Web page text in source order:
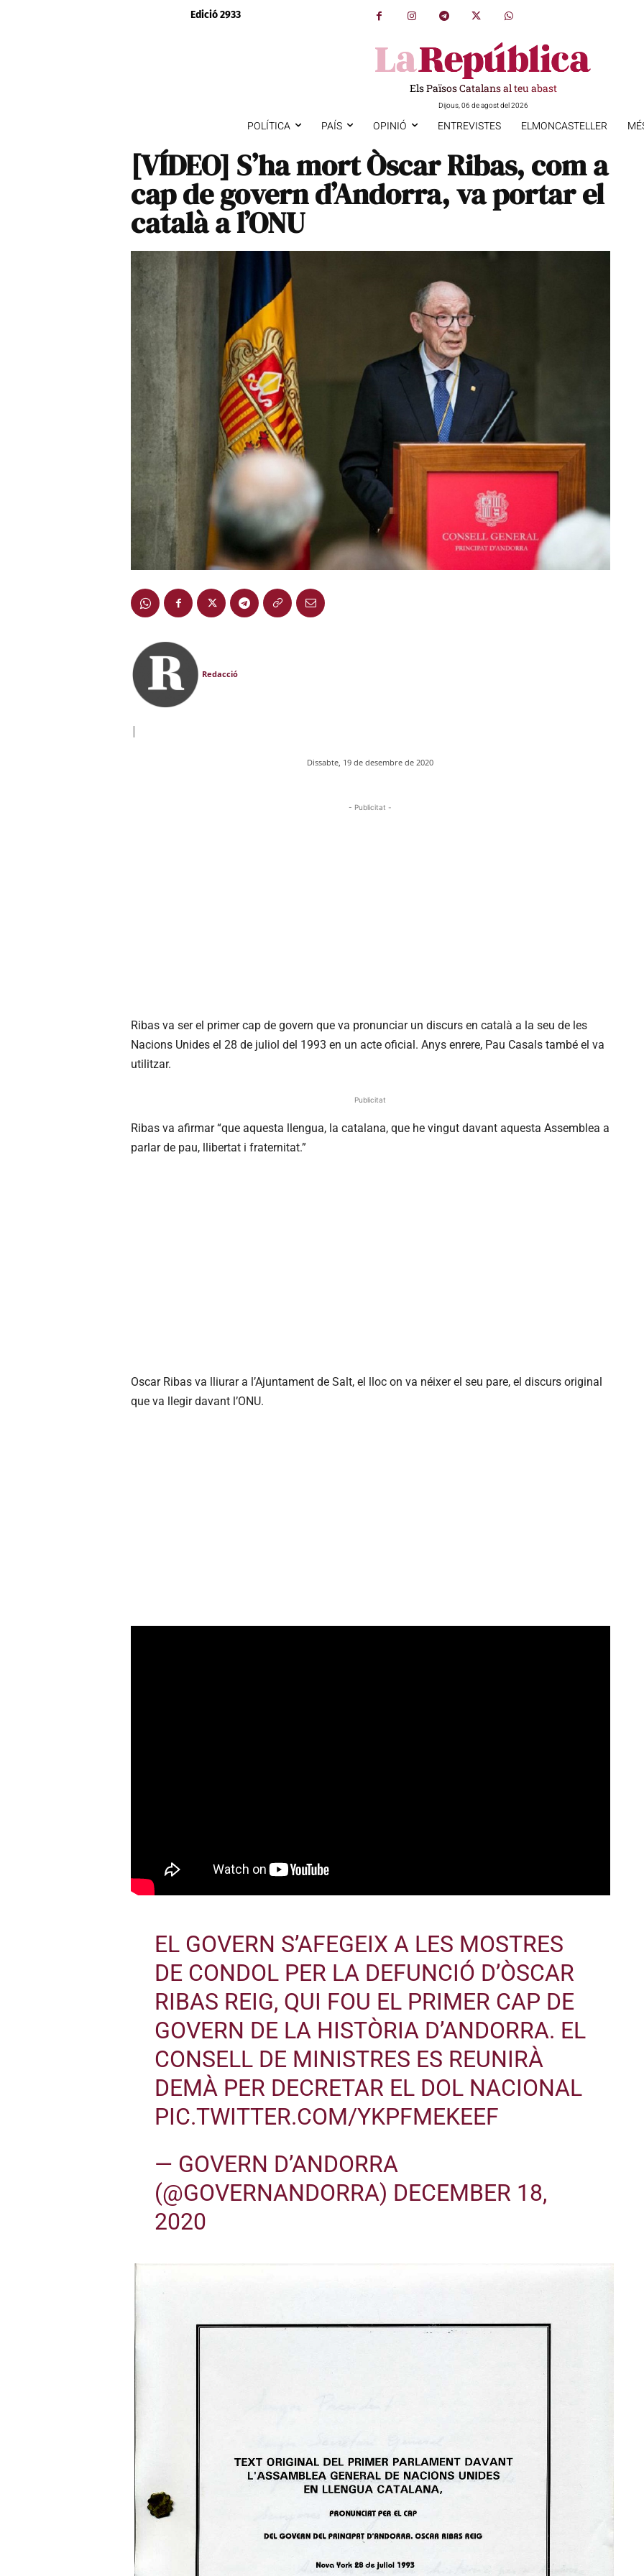
Edició 2933
Els Països Catalans al teu abast
Dijous, 06 de agost del 2026
POLÍTICA PAÍS OPINIÓ ENTREVISTES ELMONCASTELLER
[VÍDEO] S’ha mort Òscar Ribas, com a
cap de govern d’Andorra, va portar el
català a l’ONU
Redacció
|
Dissabte, 19 de desembre de 2020
- Publicitat -
Ribas va ser el primer cap de govern que va pronunciar un discurs en català a la seu de les
Nacions Unides el 28 de juliol del 1993 en un acte oficial. Anys enrere, Pau Casals també el va
utilitzar.
Publicitat
Ribas va afirmar “que aquesta llengua, la catalana, que he vingut davant aquesta Assemblea a
parlar de pau, llibertat i fraternitat.”
Oscar Ribas va lliurar a l’Ajuntament de Salt, el lloc on va néixer el seu pare, el discurs original
que va llegir davant l’ONU.
EL GOVERN S’AFEGEIX A LES MOSTRES
DE CONDOL PER LA DEFUNCIÓ D’ÒSCAR
RIBAS REIG, QUI FOU EL PRIMER CAP DE
GOVERN DE LA HISTÒRIA D’ANDORRA. EL
CONSELL DE MINISTRES ES REUNIRÀ
DEMÀ PER DECRETAR EL DOL NACIONAL
PIC.TWITTER.COM/YKPFMEKEEF
— GOVERN D’ANDORRA
(@GOVERNANDORRA) DECEMBER 18,
2020